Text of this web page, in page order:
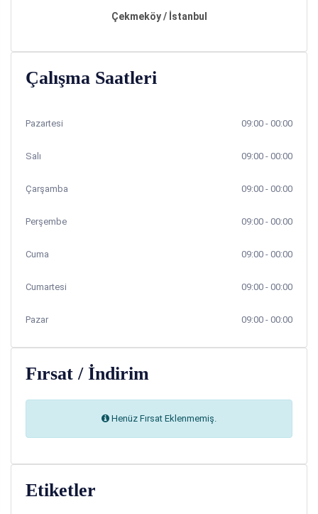
Çekmeköy / İstanbul
Çalışma Saatleri
Pazartesi 09:00 - 00:00
Salı 09:00 - 00:00
Çarşamba 09:00 - 00:00
Perşembe 09:00 - 00:00
Cuma 09:00 - 00:00
Cumartesi 09:00 - 00:00
Pazar 09:00 - 00:00
Fırsat / İndirim
Henüz Fırsat Eklenmemiş.
Etiketler